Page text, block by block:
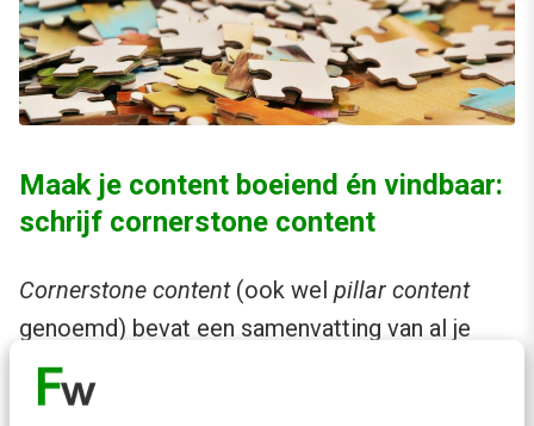
Maak je content boeiend én vindbaar:
schrijf cornerstone content
Cornerstone content(ook wel pillar content
genoemd) bevat een samenvatting van al je
blogs over een hoofdonderwerp. Vanaf deze
pillar link je door naar alle artikelen die je